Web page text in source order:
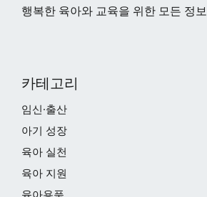
행복한 육아와 교육을 위한 모든 정보
카테고리
임신·출산
아기 성장
육아 실천
육아 지원
육아용품